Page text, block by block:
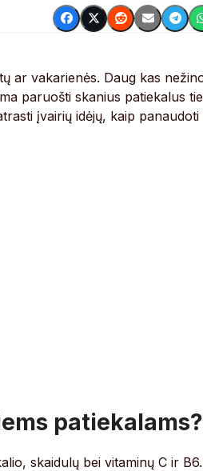
ar vakarienės. Daug kas
paruošti skanius patiekalus
įvairių idėjų, kaip panaudoti
patiekalams?
skaidulų bei vitaminų C ir B6.